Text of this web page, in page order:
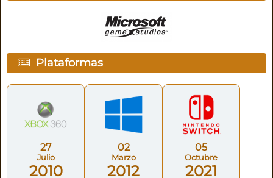
Plataformas
27
Julio
2010
02
Marzo
2012
05
Octubre
2021